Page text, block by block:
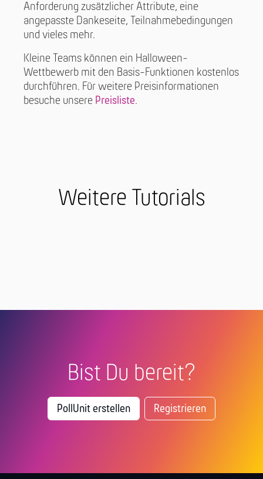
Anforderung zusätzlicher Attribute, eine
angepasste Dankeseite, Teilnahmebedingungen
und vieles mehr.
Kleine Teams können ein Halloween-
Wettbewerb mit den Basis-Funktionen kostenlos
durchführen. Für weitere Preisinformationen
besuche unsere Preisliste.
Weitere Tutorials
Bist Du bereit?
PollUnit erstellen Registrieren